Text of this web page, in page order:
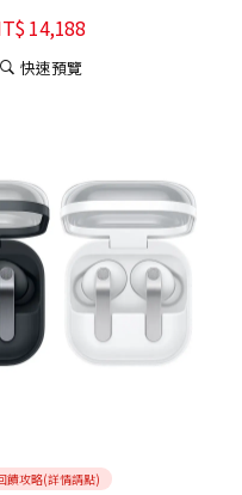
14,188
快速預覽
饋攻略(詳情請點)